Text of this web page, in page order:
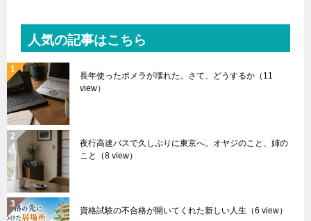
人気の記事はこちら
長年使ったポメラが壊れた。さて、どうするか （11
view）
夜行高速バスで久しぶりに東京へ。オヤジのこと、姉の
こと
（8 view）
資格試験の不合格が開いてくれた新しい人生 （6 view）